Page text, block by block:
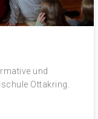
und
Ottakring.